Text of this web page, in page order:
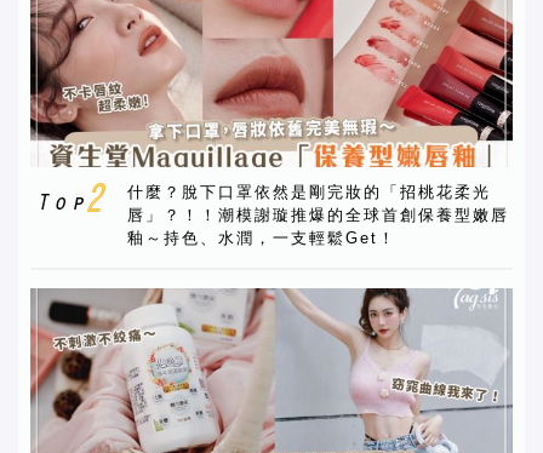
什麼？脫下口罩依然是剛完妝的「招桃花柔光
唇」？！！潮模謝璇推爆的全球首創保養型嫩唇
釉～持色、水潤，一支輕鬆Get！